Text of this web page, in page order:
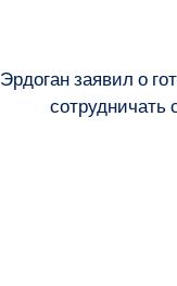
Эрдоган заявил о